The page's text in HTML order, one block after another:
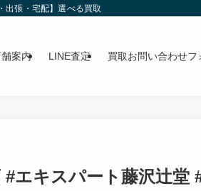
出張・宅配】選べる買取
舗案内 LINE査定 買取お問い合わせフ
エキスパート藤沢辻堂